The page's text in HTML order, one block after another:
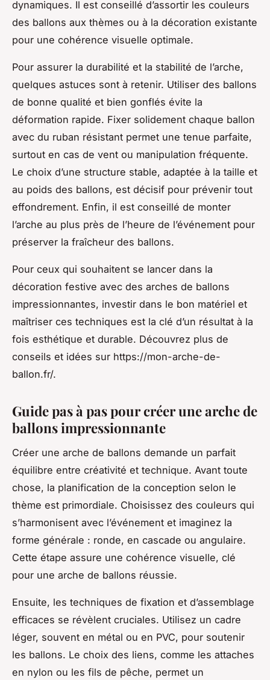
dynamiques. Il est conseillé d’assortir les couleurs
des ballons aux thèmes ou à la décoration existante
pour une cohérence visuelle optimale.
Pour assurer la durabilité et la stabilité de l’arche,
quelques astuces sont à retenir. Utiliser des ballons
de bonne qualité et bien gonflés évite la
déformation rapide. Fixer solidement chaque ballon
avec du ruban résistant permet une tenue parfaite,
surtout en cas de vent ou manipulation fréquente.
Le choix d’une structure stable, adaptée à la taille et
au poids des ballons, est décisif pour prévenir tout
effondrement. Enfin, il est conseillé de monter
l’arche au plus près de l’heure de l’événement pour
préserver la fraîcheur des ballons.
Pour ceux qui souhaitent se lancer dans la
décoration festive avec des arches de ballons
impressionnantes, investir dans le bon matériel et
maîtriser ces techniques est la clé d’un résultat à la
fois esthétique et durable. Découvrez plus de
conseils et idées sur https://mon-arche-de-
ballon.fr/.
Guide pas à pas pour créer une arche de
ballons impressionnante
Créer une arche de ballons demande un parfait
équilibre entre créativité et technique. Avant toute
chose, la planification de la conception selon le
thème est primordiale. Choisissez des couleurs qui
s’harmonisent avec l’événement et imaginez la
forme générale : ronde, en cascade ou angulaire.
Cette étape assure une cohérence visuelle, clé
pour une arche de ballons réussie.
Ensuite, les techniques de fixation et d’assemblage
efficaces se révèlent cruciales. Utilisez un cadre
léger, souvent en métal ou en PVC, pour soutenir
les ballons. Le choix des liens, comme les attaches
en nylon ou les fils de pêche, permet un